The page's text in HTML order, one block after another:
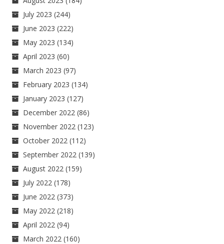
July 2023 (244)
June 2023 (222)
May 2023 (134)
April 2023 (60)
March 2023 (97)
February 2023 (134)
January 2023 (127)
December 2022 (86)
November 2022 (123)
October 2022 (112)
September 2022 (139)
August 2022 (159)
July 2022 (178)
June 2022 (373)
May 2022 (218)
April 2022 (94)
March 2022 (160)